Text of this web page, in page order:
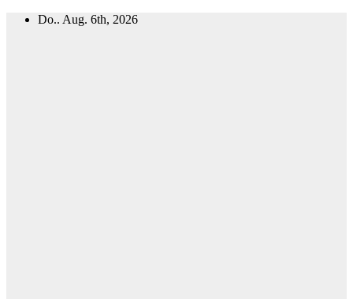
Zum
Do.. Aug. 6th, 2026